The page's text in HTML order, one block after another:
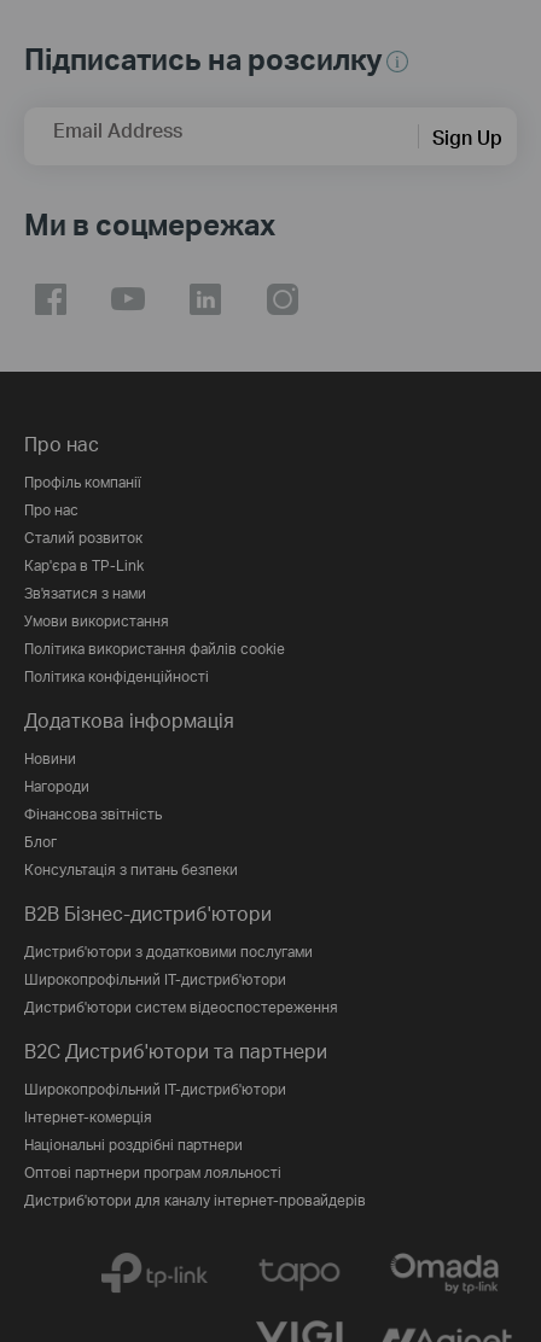
Підписатись на розсилку
Email Address Sign Up
Ми в соцмережах
Про нас
Профіль компанії
Про нас
Сталий розвиток
Кар'єра в TP-Link
Зв'язатися з нами
Умови використання
Політика використання файлів cookie
Політика конфіденційності
Додаткова інформація
Новини
Нагороди
Фінансова звітність
Блог
Консультація з питань безпеки
B2B Бізнес-дистриб'ютори
Дистриб'ютори з додатковими послугами
Широкопрофільний IT-дистриб'ютори
Дистриб'ютори систем відеоспостереження
B2C Дистриб'ютори та партнери
Широкопрофільний IT-дистриб'ютори
Інтернет-комерція
Національні роздрібні партнери
Оптові партнери програм лояльності
Дистриб'ютори для каналу інтернет-провайдерів